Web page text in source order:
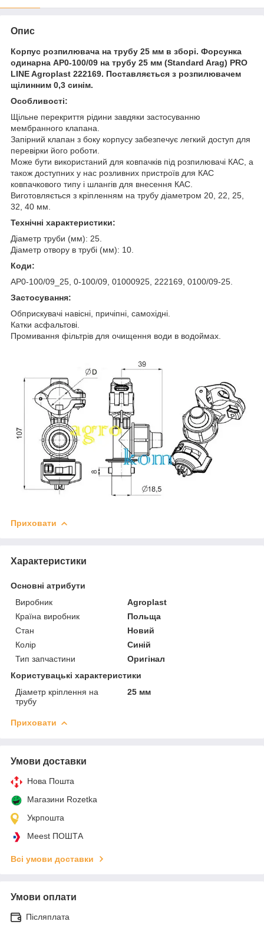
Опис
Корпус розпилювача на трубу 25 мм в зборі. Форсунка
одинарна AP0-100/09 на трубу 25 мм (Standard Arag) PRO
LINE Agroplast 222169. Поставляється з розпилювачем
щілинним 0,3 синім.
Особливості:
Щільне перекриття рідини завдяки застосуванню
мембранного клапана.
Запірний клапан з боку корпусу забезпечує легкий доступ для
перевірки його роботи.
Може бути використаний для ковпачків під розпилювачі КАС, а
також доступних у нас розливних пристроїв для КАС
ковпачкового типу і шлангів для внесення КАС.
Виготовляється з кріпленням на трубу діаметром 20, 22, 25,
32, 40 мм.
Технічні характеристики:
Діаметр труби (мм): 25.
Діаметр отвору в трубі (мм): 10.
Коди:
AP0-100/09_25, 0-100/09, 01000925, 222169, 0100/09-25.
Застосування:
Обприскувачі навісні, причіпні, самохідні.
Катки асфальтові.
Промивання фільтрів для очищення води в водоймах.
Приховати
Характеристики
Основні атрибути
Виробник
Agroplast
Країна виробник
Польща
Стан
Новий
Колір
Синій
Тип запчастини
Оригінал
Користувацькі характеристики
Діаметр кріплення на
трубу
25 мм
Приховати
Умови доставки
Нова Пошта
Магазини Rozetka
Укрпошта
Meest ПОШТА
Всі умови доставки
Умови оплати
Післяплата